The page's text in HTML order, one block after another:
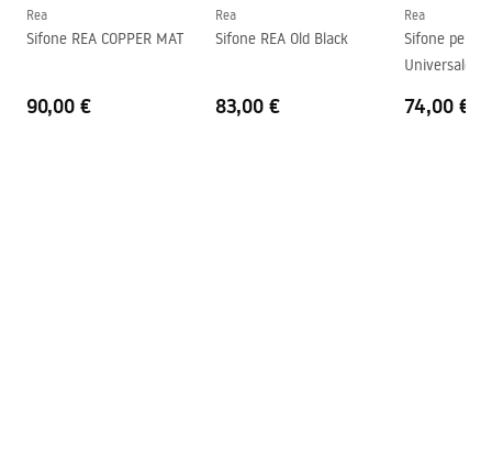
Forma
Foro rubinetto
NO
Deklaracja Właściwości Użytkowych
Rea
Sifone REA COPPER MAT
90,00 €
Rea
Sifone REA Old Black
83,00 €
Rea
Sifone per lavabo klik-klak
Universale
74,00 €